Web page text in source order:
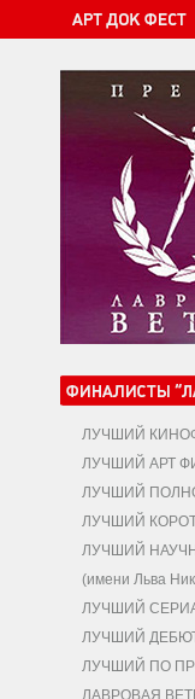
ЛУЧШИЙ
ЛУЧШИЙ АРТ
ЛУЧШИЙ
ЛУЧШИЙ
ЛУЧШИЙ
(имени Льва
ЛУЧШИЙ
ЛУЧШИЙ
ЛУЧШИЙ ПО
ЛАВРОВАЯ